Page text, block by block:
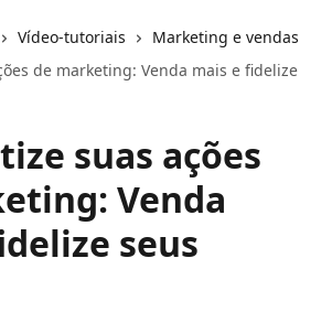
Vídeo-tutoriais
Marketing e vendas
de marketing: Venda mais e fidelize
suas ações
Venda
seus